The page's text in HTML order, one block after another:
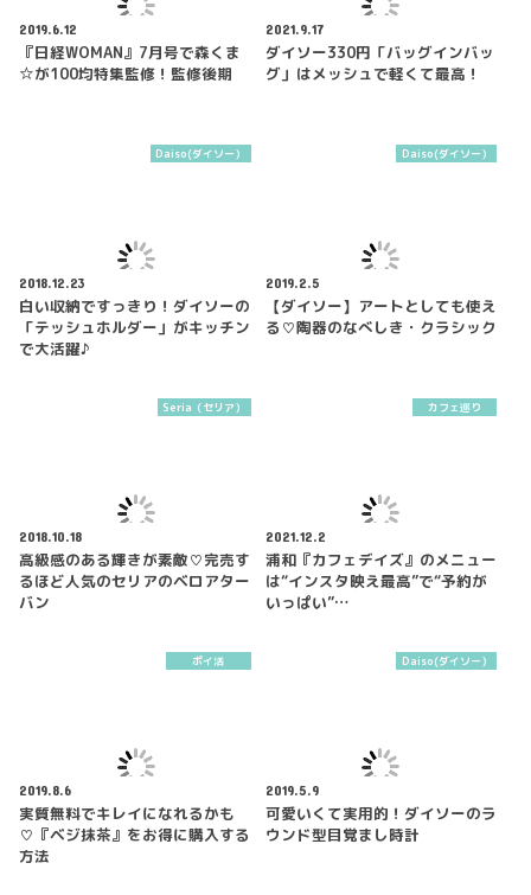
2019.6.12
『日経WOMAN』7月号で森くま
☆が100均特集監修！監修後期
2021.9.17
ダイソー330円「バッグインバッ
グ」はメッシュで軽くて最高！
Daiso(ダイソー）
2018.12.23
白い収納ですっきり！ダイソーの
「テッシュホルダー」がキッチン
で大活躍♪
Daiso(ダイソー）
2019.2.5
【ダイソー】アートとしても使え
る♡陶器のなべしき・クラシック
Seria（セリア）
2018.10.18
高級感のある輝きが素敵♡完売す
るほど人気のセリアのベロアター
バン
カフェ巡り
2021.12.2
浦和『カフェデイズ』のメニュー
は“インスタ映え最高”で“予約が
いっぱい”…
ポイ活
2019.8.6
実質無料でキレイになれるかも
♡『ベジ抹茶』をお得に購入する
方法
Daiso(ダイソー）
2019.5.9
可愛いくて実用的！ダイソーのラ
ウンド型目覚まし時計